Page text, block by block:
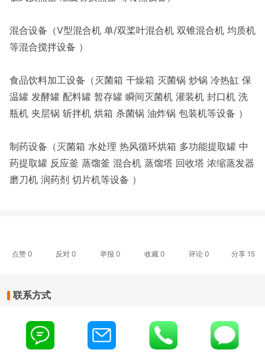
混合设备（V型混合机 单/双桨叶混合机 双锥混合机 均质机
等混合搅拌设备 ）
食品饮料加工设备（灭菌箱 干燥箱 灭菌锅 炒锅 冷热缸 保
温罐 发酵罐 配料罐 暂存罐 瞬间灭菌机 灌装机 封口机 洗
瓶机 夹层锅 斩拌机 烘箱 杀菌锅 油炸锅 包装机等设备 ）
制药设备（灭菌箱 水处理 热风循环烘箱 多功能提取罐 中
药提取罐 反应釜 蒸馏釜 混合机 蒸馏塔 回收塔 浓缩蒸发器
磨刀机 润药剂 切片机等设备 ）
点赞 0 反对0 举报 0 收藏 0 评论 0 分享 15
联系方式